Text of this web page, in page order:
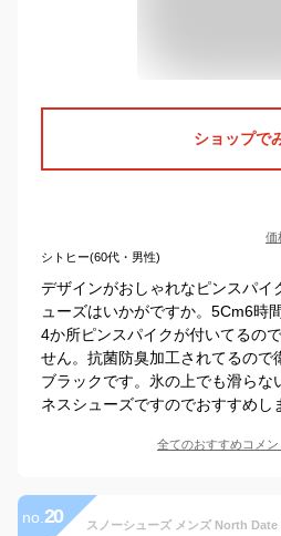
ショップで
価
シトヒー(60代・男性)
デザインがおしゃれなピンスパイ
ューズはいかがですか。5Cm6時
4か所ピンスパイクが付いてるの
せん。抗菌防臭加工されてるので
ブラックです。氷の上でも滑らな
ネスシューズですのでおすすめし
全てのおすすめコメン
no. 20